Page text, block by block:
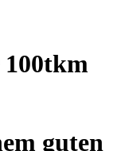
guten